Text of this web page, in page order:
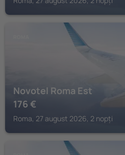
Novotel Roma Est
176 €
Roma, 27 august 2026, 2 nopți